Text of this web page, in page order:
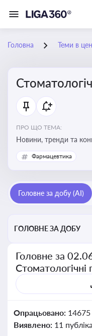
Головна Теми в
ПРО ЩО ТЕМА:
Новини, тренди та
стоматологічних
технологій та стратегій для покращення
Фармацевтика
Головне за добу (AI)
ГОЛОВНЕ ЗА ДОБУ
Головне за
Стоматологічні
Опрацьовано:
Виявлено: 11